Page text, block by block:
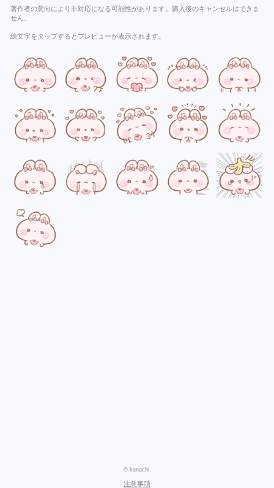
著作者の意向により非対応になる可能性があります。購入後のキャンセルはできま
せん。
絵文字をタップするとプレビューが表示されます。
© kanachi.
注意事項